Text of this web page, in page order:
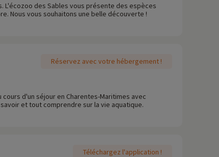
L'écozoo des Sables vous présente des espèces
Nous vous souhaitons une belle découverte !
Réservez avec votre hébergement !
d'un séjour en Charentes-Maritimes avec
et tout comprendre sur la vie aquatique.
Téléchargez l'application !